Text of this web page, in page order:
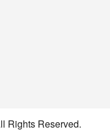
Rights Reserved.